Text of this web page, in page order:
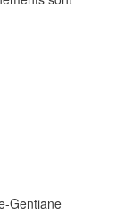
Gentiane